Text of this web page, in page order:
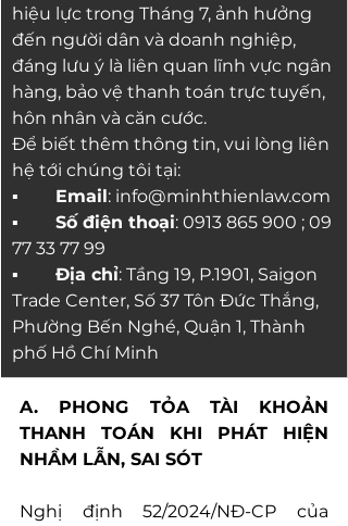
hiệu lực trong Tháng 7, ảnh hưởng
đến người dân và doanh nghiệp,
đáng lưu ý là liên quan lĩnh vực ngân
hàng, bảo vệ thanh toán trực tuyến,
hôn nhân và căn cước.
Để biết thêm thông tin, vui lòng liên
hệ tới chúng tôi tại:
▪ 	Email: info@minhthienlaw.com
Số điện thoại: 0913 865 900 ; 09
77 33 77 99
▪	Địa chỉ: Tầng 19, P.1901, Saigon
Trade Center, Số 37 Tôn Đức Thắng,
Phường Bến Nghé, Quận 1, Thành
phố Hồ Chí Minh
A. PHONG TỎA TÀI KHOẢN
THANH TOÁN KHI PHÁT HIỆN
NHẦM LẪN, SAI SÓT
Nghị định 52/2024/NĐ-CP của